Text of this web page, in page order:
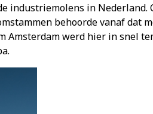
industriemolens in
behoorde vanaf dat
werd hier in snel